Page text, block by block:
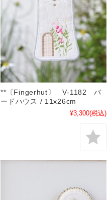
**〔Fingerhut〕 V-1182 バ
ードハウス / 11x26cm
¥3,300(税込)